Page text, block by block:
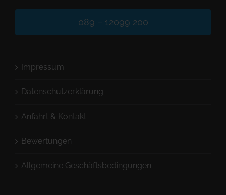
089 – 12099 200
Impressum
Datenschutzerklärung
Anfahrt & Kontakt
Bewertungen
Allgemeine Geschäftsbedingungen